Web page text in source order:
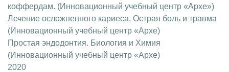
коффердам. (Инновационный учебный центр «Архе»)
Лечение осложненного кариеса. Острая боль и травма
(Инновационный учебный центр «Архе)
Простая эндодонтия. Биология и Химия
(Инновационный учебный центр «Архе)
2020